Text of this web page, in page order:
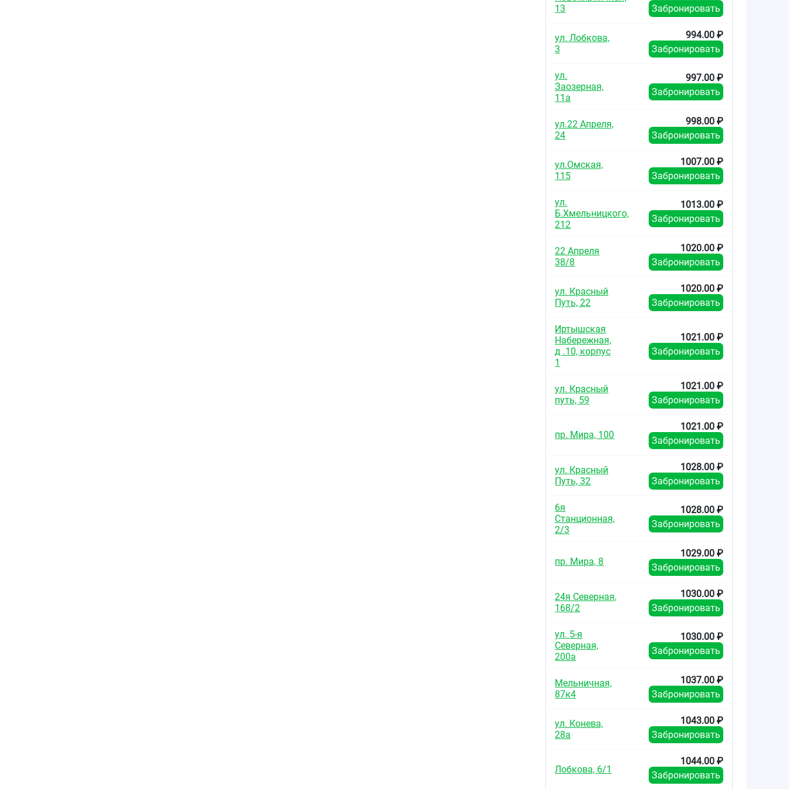
13
Забронировать
ул. Лобкова,
3
994.00 ₽
Забронировать
ул.
Заозерная,
11а
997.00 ₽
Забронировать
ул.22 Апреля,
24
998.00 ₽
Забронировать
ул.Омская,
115
1007.00 ₽
Забронировать
ул.
Б.Хмельницкого,
212
1013.00 ₽
Забронировать
22 Апреля
38/8
1020.00 ₽
Забронировать
ул. Красный
Путь, 22
1020.00 ₽
Забронировать
Иртышская
Набережная,
д .10, корпус
1
1021.00 ₽
Забронировать
ул. Красный
путь, 59
1021.00 ₽
Забронировать
пр. Мира, 100
1021.00 ₽
Забронировать
ул. Красный
Путь, 32
1028.00 ₽
Забронировать
6я
Станционная,
2/3
1028.00 ₽
Забронировать
пр. Мира, 8
1029.00 ₽
Забронировать
24я Северная,
168/2
1030.00 ₽
Забронировать
ул. 5-я
Северная,
200а
1030.00 ₽
Забронировать
Мельничная,
87к4
1037.00 ₽
Забронировать
ул. Конева,
28а
1043.00 ₽
Забронировать
Лобкова, 6/1
1044.00 ₽
Забронировать